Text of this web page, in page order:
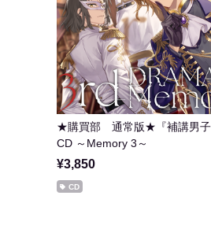
★購買部 通常版★『補講男子
CD ～Memory 3～
¥3,850
CD